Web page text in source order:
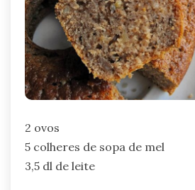
2 ovos
5 colheres de sopa de mel
3,5 dl de leite